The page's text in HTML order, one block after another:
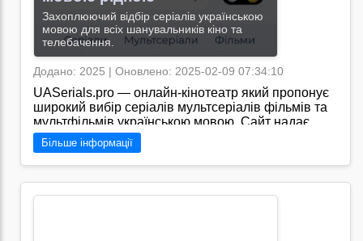
рухає українське IT вперед! Перейти на сайт →
Захоплюючий відбір серіалів українською
мовою для всіх шанувальників кіно та
телебачення.
Додано: 2025 | Оновлено: 2025-02-09 07:34:10
UASerials.pro — онлайн-кінотеатр який пропонує
широкий вибір серіалів мультсеріалів фільмів та
мультфільмів українською мовою. Сайт надає
можливість безкоштовного перегляду контенту з
українським озвученням./За посиланням
https://uaserials.pro/ можна отримати доступ до
широкого асортименту українських серіалів та
фільмів, які представлені у високій якості та
Більше інформації